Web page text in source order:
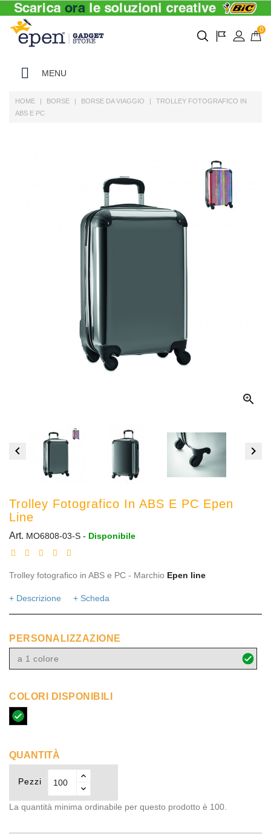
0
MENU
HOME BORSE BORSE DA VIAGGIO
TROLLEY FOTOGRAFICO IN
ABS E PC

 
Trolley Fotografico In ABS E PC Epen
Line
Art. MO6808-03-S - Disponibile
Trolley fotografico in ABS e PC - Marchio Epen line
+ Descrizione + Scheda
PERSONALIZZAZIONE
a 1 colore
COLORI DISPONIBILI
nero
QUANTITÀ
Pezzi
La quantità minima ordinabile per questo prodotto è 100.